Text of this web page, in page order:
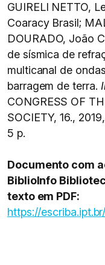
GUIRELI NETTO,
Coaracy Brasil;
DOURADO, João
de sísmica de
multicanal de
barragem de terra.
CONGRESS OF
SOCIETY, 16.,
5 p.
Documento com
BiblioInfo
texto em PDF:
https://